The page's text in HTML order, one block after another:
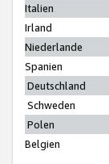
Italien
Irland
Niederlande
Spanien
Deutschland
Schweden
Polen
Belgien